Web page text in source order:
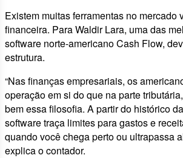
Existem muitas ferramentas no mercado
financeira. Para Waldir Lara, uma das
software norte-americano Cash Flow,
estrutura.
“Nas finanças empresariais, os
operação em si do que na parte
bem essa filosofia. A partir do histórico
software traça limites para gastos e
quando você chega perto ou ultrapassa
explica o contador.